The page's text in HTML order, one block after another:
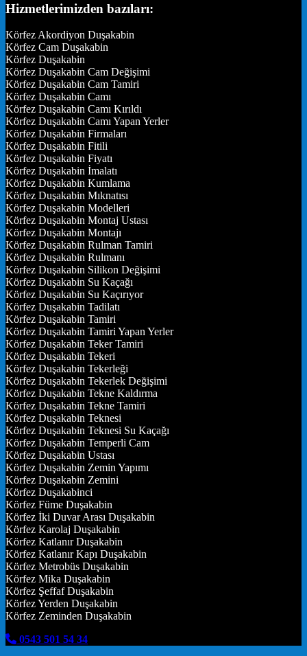
Hizmetlerimizden bazıları:
Körfez Akordiyon Duşakabin
Körfez Cam Duşakabin
Körfez Duşakabin
Körfez Duşakabin Cam Değişimi
Körfez Duşakabin Cam Tamiri
Körfez Duşakabin Camı
Körfez Duşakabin Camı Kırıldı
Körfez Duşakabin Camı Yapan Yerler
Körfez Duşakabin Firmaları
Körfez Duşakabin Fitili
Körfez Duşakabin Fiyatı
Körfez Duşakabin İmalatı
Körfez Duşakabin Kumlama
Körfez Duşakabin Mıknatısı
Körfez Duşakabin Modelleri
Körfez Duşakabin Montaj Ustası
Körfez Duşakabin Montajı
Körfez Duşakabin Rulman Tamiri
Körfez Duşakabin Rulmanı
Körfez Duşakabin Silikon Değişimi
Körfez Duşakabin Su Kaçağı
Körfez Duşakabin Su Kaçırıyor
Körfez Duşakabin Tadilatı
Körfez Duşakabin Tamiri
Körfez Duşakabin Tamiri Yapan Yerler
Körfez Duşakabin Teker Tamiri
Körfez Duşakabin Tekeri
Körfez Duşakabin Tekerleği
Körfez Duşakabin Tekerlek Değişimi
Körfez Duşakabin Tekne Kaldırma
Körfez Duşakabin Tekne Tamiri
Körfez Duşakabin Teknesi
Körfez Duşakabin Teknesi Su Kaçağı
Körfez Duşakabin Temperli Cam
Körfez Duşakabin Ustası
Körfez Duşakabin Zemin Yapımı
Körfez Duşakabin Zemini
Körfez Duşakabinci
Körfez Füme Duşakabin
Körfez İki Duvar Arası Duşakabin
Körfez Karolaj Duşakabin
Körfez Katlanır Duşakabin
Körfez Katlanır Kapı Duşakabin
Körfez Metrobüs Duşakabin
Körfez Mika Duşakabin
Körfez Şeffaf Duşakabin
Körfez Yerden Duşakabin
Körfez Zeminden Duşakabin
0543 501 54 34